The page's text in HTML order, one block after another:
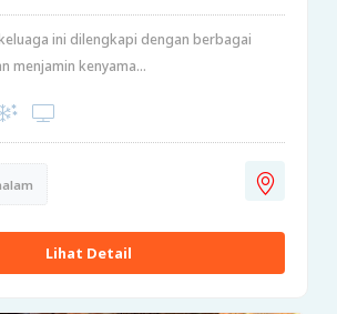
ini dilengkapi dengan berbagai
menjamin kenyama...
Lihat Detail